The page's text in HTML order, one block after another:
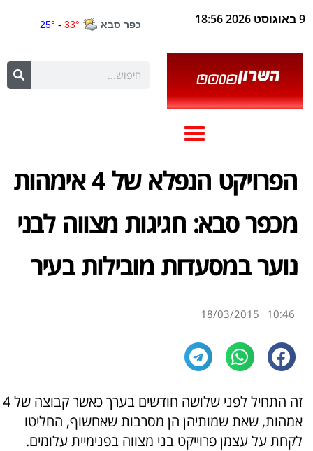
9 באוגוסט 2026 18:56
הפרויקט הנפלא של 4 אימהות
מכפר סבא: חגיגות מצווה לבני
נוער במסעדות מובילות בעיר
10:46
18/03/2015
זה התחיל לפני שלושה חודשים בערך כאשר קבוצה של 4
אמהות, שאת שמותיהן הן מסרבות שאחשוף, החליטו
לקחת על עצמן פרוייקט בני מצווה בפנימיית עלומים.